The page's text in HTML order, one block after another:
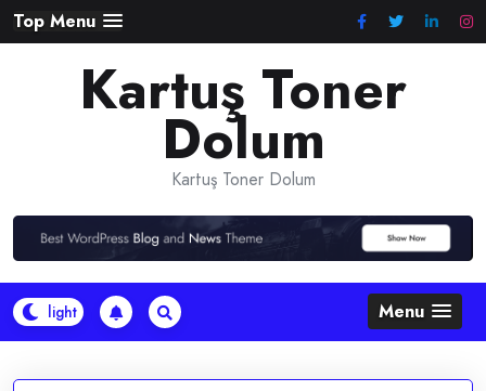
Skip
to
Top Menu
Kartuş Toner
Dolum
Kartuş Toner Dolum
Menu